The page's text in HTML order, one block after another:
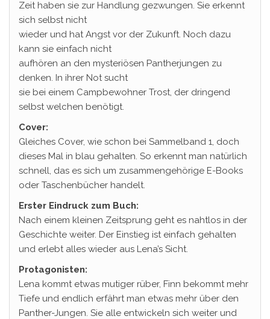
Zeit haben sie zur Handlung gezwungen. Sie erkennt
sich selbst nicht
wieder und hat Angst vor der Zukunft. Noch dazu
kann sie einfach nicht
aufhören an den mysteriösen Pantherjungen zu
denken. In ihrer Not sucht
sie bei einem Campbewohner Trost, der dringend
selbst welchen benötigt.
Cover:
Gleiches Cover, wie schon bei Sammelband 1, doch
dieses Mal in blau gehalten. So erkennt man natürlich
schnell, das es sich um zusammengehörige E-Books
oder Taschenbücher handelt.
Erster Eindruck zum Buch:
Nach einem kleinen Zeitsprung geht es nahtlos in der
Geschichte weiter. Der Einstieg ist einfach gehalten
und erlebt alles wieder aus Lena’s Sicht.
Protagonisten:
Lena kommt etwas mutiger rüber, Finn bekommt mehr
Tiefe und endlich erfährt man etwas mehr über den
Panther-Jungen. Sie alle entwickeln sich weiter und